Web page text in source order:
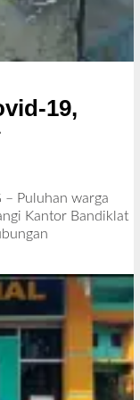
19,
– Puluhan warga
Kantor Bandiklat